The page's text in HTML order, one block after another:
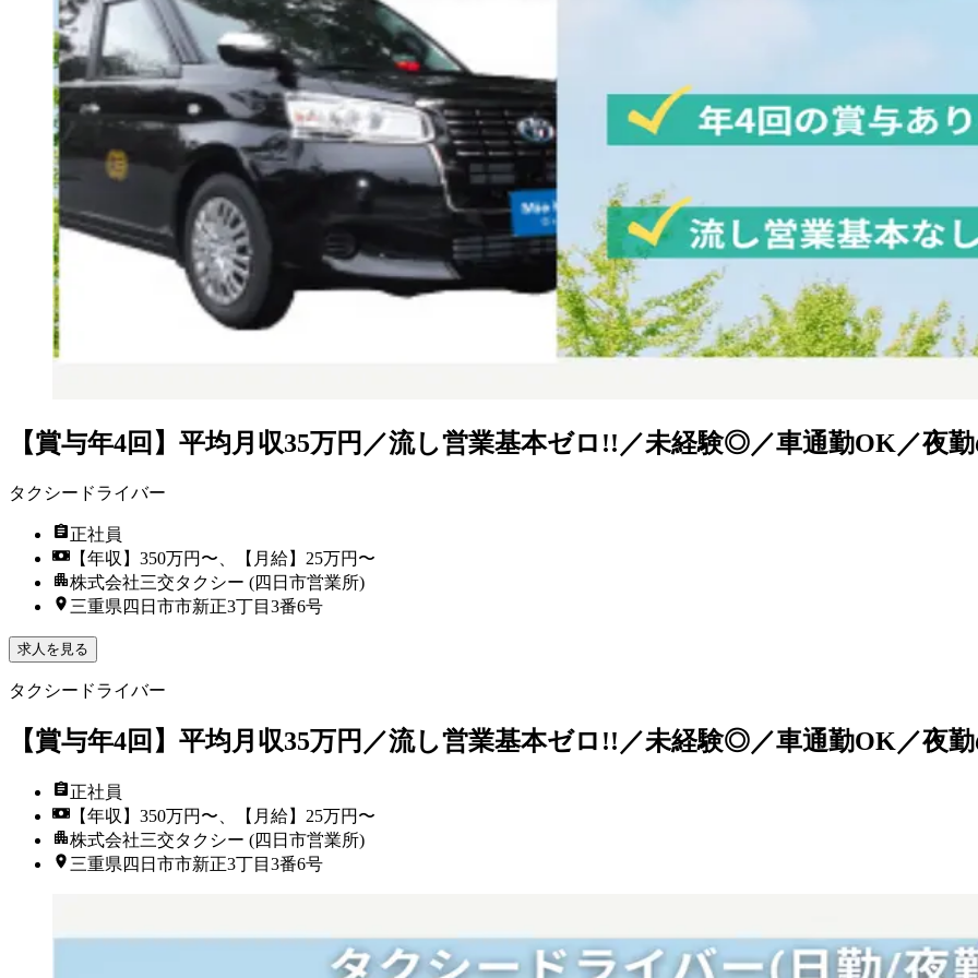
【賞与年4回】平均月収35万円／流し営業基本ゼロ!!／未経験◎／車通勤OK／夜
タクシードライバー
正社員
【年収】350万円〜、【月給】25万円〜
株式会社三交タクシー (四日市営業所)
三重県四日市市新正3丁目3番6号
求人を見る
タクシードライバー
【賞与年4回】平均月収35万円／流し営業基本ゼロ!!／未経験◎／車通勤OK／夜
正社員
【年収】350万円〜、【月給】25万円〜
株式会社三交タクシー (四日市営業所)
三重県四日市市新正3丁目3番6号